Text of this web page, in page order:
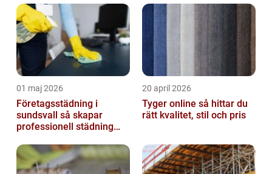
01 maj 2026
Företagsstädning i
sundsvall så skapar
professionell städning
starkare varum...
20 april 2026
Tyger online så hittar du
rätt kvalitet, stil och pris